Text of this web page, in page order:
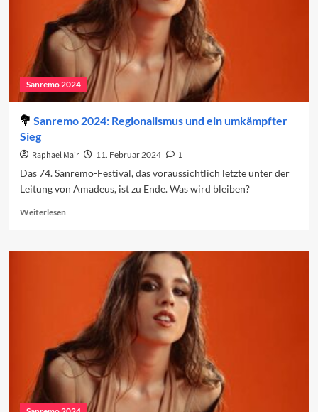
Sanremo 2024
Sanremo 2024: Regionalismus und ein umkämpfter
Sieg
Raphael Mair 11. Februar 2024
1
Das 74. Sanremo-Festival, das voraussichtlich letzte unter der
Leitung von Amadeus, ist zu Ende. Was wird bleiben?
WeiterlesenRead
Sanremo
Regionalismus
umkämpfter
Sieg